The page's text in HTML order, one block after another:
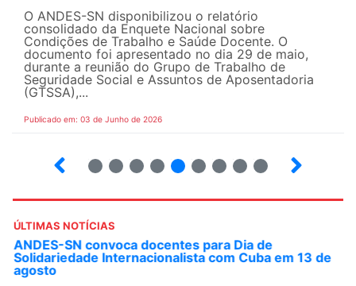
O ANDES-SN disponibilizou o relatório
consolidado da Enquete Nacional sobre
Condições de Trabalho e Saúde Docente. O
documento foi apresentado no dia 29 de maio,
durante a reunião do Grupo de Trabalho de
Seguridade Social e Assuntos de Aposentadoria
(GTSSA),...
Publicado em: 03 de Junho de 2026
ÚLTIMAS NOTÍCIAS
ANDES-SN convoca docentes para Dia de
Solidariedade Internacionalista com Cuba em 13 de
agosto